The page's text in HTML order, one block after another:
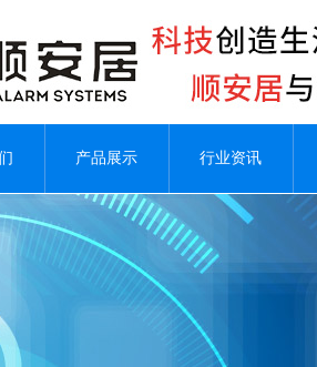
产品展示 行业资讯